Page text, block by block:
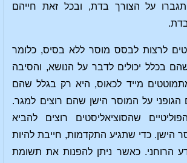
על הצורך בדת, ובכל זאת חייהם
לרצות לבסס מוסר ללא בסיס, כלומר
בכלל יכולים לדבר על הנושא, והסיבה
מייד לכאוס, היא רק בגלל שהם
הגופני על המוסר הישן שהם רוצים למגר.
שהסוציאליסטים רוצים להביא
הישן. כדי שתגיע התקדמות, חייבת להיות
הרוחני. כאשר ניתן להפנות את תשומת